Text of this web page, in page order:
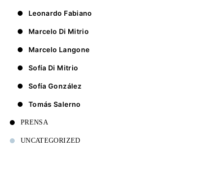
Leonardo Fabiano
Marcelo Di Mitrio
Marcelo Langone
Sofía Di Mitrio
Sofía González
Tomás Salerno
PRENSA
UNCATEGORIZED